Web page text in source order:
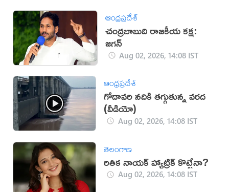
ఆంధ్రప్రదేశ్
చంద్రబాబుది రాజకీయ కక్ష:
జగన్
Aug 02, 2026, 14:08 IST
ఆంధ్రప్రదేశ్
గోదావరి నదికి తగ్గుతున్న వరద
(వీడియో)
Aug 02, 2026, 14:08 IST
తెలంగాణ
రితిక నాయక్ హ్యాట్రిక్ కొట్టేనా?
Aug 02, 2026, 14:08 IST